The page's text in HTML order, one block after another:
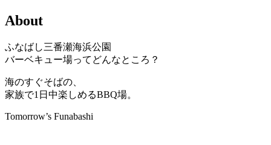
About
ふなばし三番瀬海浜公園
バーベキュー場ってどんなところ？
海のすぐそばの、
家族で1日中楽しめるBBQ場。
Tomorrow’s Funabashi